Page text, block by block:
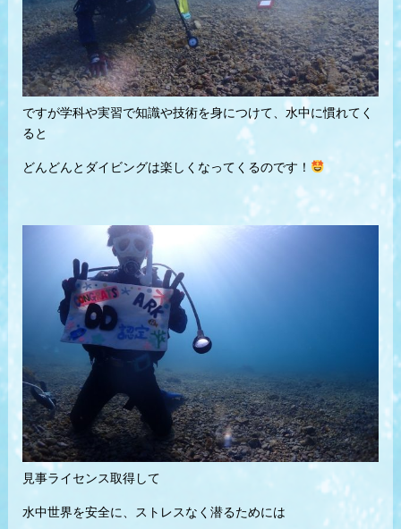
ですが学科や実習で知識や技術を身につけて、水中に慣れてく
ると
どんどんとダイビングは楽しくなってくるのです！
見事ライセンス取得して
水中世界を安全に、ストレスなく潜るためには